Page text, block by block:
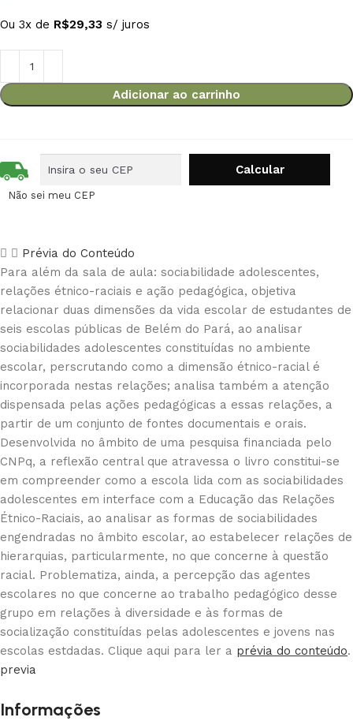
Ou 3x de R$29,33 s/ juros
Adicionar ao carrinho
Não sei meu CEP
Prévia do Conteúdo
Para além da sala de aula: sociabilidade adolescentes,
relações étnico-raciais e ação pedagógica, objetiva
relacionar duas dimensões da vida escolar de estudantes de
seis escolas públicas de Belém do Pará, ao analisar
sociabilidades adolescentes constituídas no ambiente
escolar, perscrutando como a dimensão étnico-racial é
incorporada nestas relações; analisa também a atenção
dispensada pelas ações pedagógicas a essas relações, a
partir de um conjunto de fontes documentais e orais.
Desenvolvida no âmbito de uma pesquisa financiada pelo
CNPq, a reflexão central que atravessa o livro constitui-se
em compreender como a escola lida com as sociabilidades
adolescentes em interface com a Educação das Relações
Étnico-Raciais, ao analisar as formas de sociabilidades
engendradas no âmbito escolar, ao estabelecer relações de
hierarquias, particularmente, no que concerne à questão
racial. Problematiza, ainda, a percepção das agentes
escolares no que concerne ao trabalho pedagógico desse
grupo em relações à diversidade e às formas de
socialização constituídas pelas adolescentes e jovens nas
escolas estdadas. Clique aqui para ler a prévia do conteúdo.
previa
Informações